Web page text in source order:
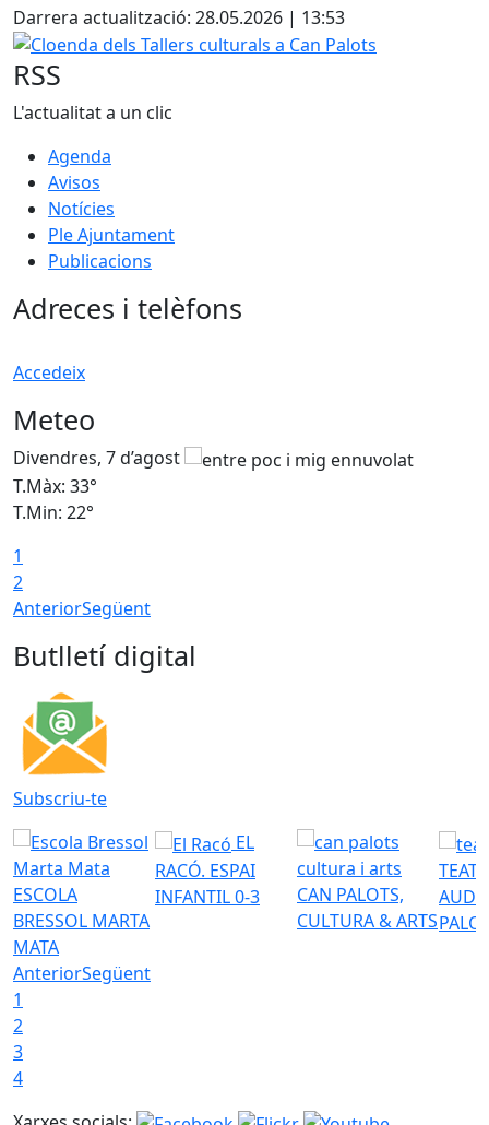
Darrera actualització: 28.05.2026 | 13:53
Cloenda dels Tallers culturals a Can Palots
RSS
L'actualitat a un clic
Agenda
Avisos
Notícies
Ple Ajuntament
Publicacions
Adreces i telèfons
Accedeix
Meteo
Divendres, 7 d’agost
T.Màx: 33°
T.Min: 22°
1
2
AnteriorSegüent
Butlletí digital
Subscriu-te
ESCOLA
BRESSOL MARTA
MATA
EL
RACÓ. ESPAI
INFANTIL 0-3
CAN PALOTS,
CULTURA & ARTS
AnteriorSegüent
1
2
3
4